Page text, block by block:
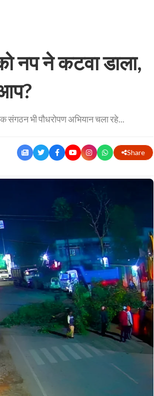
नप ने कटवा डाला,
संगठन भी पौधरोपण अभियान चला रहे...
Share